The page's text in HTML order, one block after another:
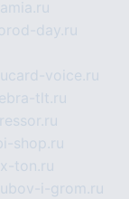
day.ru
card-voice.ru
tlt.ru
shop.ru
x-ton.ru
i-grom.ru